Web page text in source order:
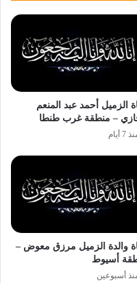
الزميل أحمد عبد المنعم
– منطقة غرب طنطا
7 أيام
والدة الزميل مرزق معوض –
أسيوط
أسبوعين